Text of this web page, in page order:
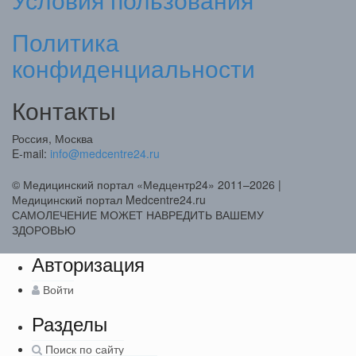
Политика
конфиденциальности
Контакты
Россия, Москва
E-mail: info@medcentre24.ru
© Медицинский портал «Медцентр24» 2011–2026 |
Медицинский портал Medcentre24.ru
САМОЛЕЧЕНИЕ МОЖЕТ НАВРЕДИТЬ ВАШЕМУ
ЗДОРОВЬЮ
Авторизация
Войти
Разделы
Поиск по сайту